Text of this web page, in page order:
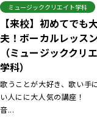
ミュージッククリエイト学科
【来校】初めてでも
夫！ボーカルレッス
（ミュージッククリ
学科）
歌うことが大好き、歌い手
い人にに大人気の講座！
音...